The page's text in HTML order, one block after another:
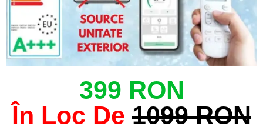
399 RON
În Loc De 1099 RON